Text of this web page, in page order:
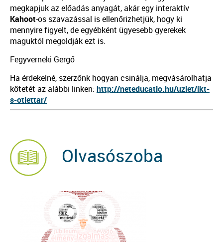
megkapjuk az előadás anyagát, akár egy interaktív
Kahoot-os szavazással is ellenőrizhetjük, hogy ki
mennyire figyelt, de egyébként ügyesebb gyerekek
maguktól megoldják ezt is.
Fegyverneki Gergő
Ha érdekelné, szerzőnk hogyan csinálja, megvásárolhatja
kötetét az alábbi linken: http://neteducatio.hu/uzlet/ikt-
s-otlettar/
Olvasószoba